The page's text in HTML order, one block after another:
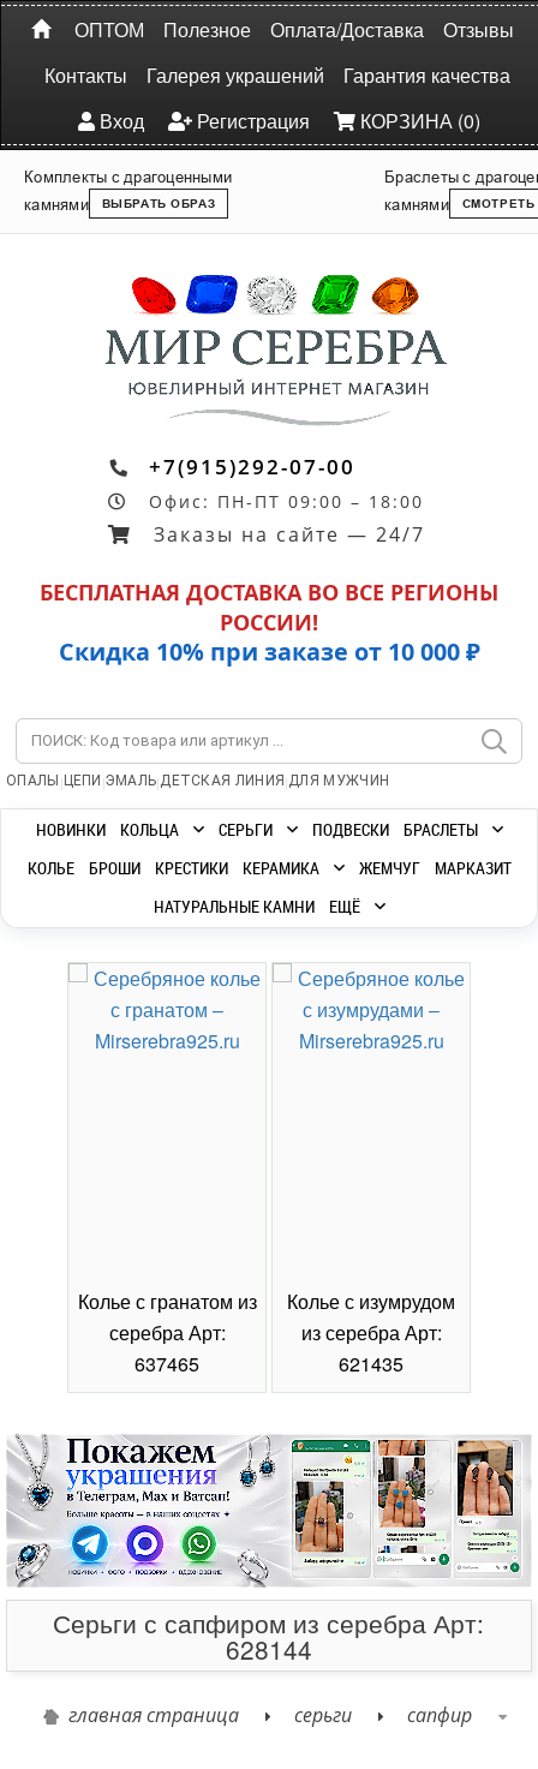
ОПТОМ Полезное Оплата/Доставка
Отзывы
Контакты
Галерея украшений
Гарантия качества
Вход
Регистрация КОРЗИНА (0)
Комплекты с драгоценными
камнями
ВЫБРАТЬ ОБРАЗ
Браслеты с
камнями
СМОТРЕТЬ
+7(915)292-07-00
Офис: ПН-ПТ 09:00 – 18:00
Заказы на сайте — 24/7
БЕСПЛАТНАЯ ДОСТАВКА ВО ВСЕ РЕГИОНЫ
РОССИИ!
Скидка 10% при заказе от 10 000 ₽
ОПАЛЫ | ЦЕПИ |ЭМАЛЬ|ДЕТСКАЯ ЛИНИЯ |ДЛЯ МУЖЧИН
НОВИНКИ КОЛЬЦА СЕРЬГИ ПОДВЕСКИ
БРАСЛЕТЫ
КОЛЬЕ
БРОШИ КРЕСТИКИ КЕРАМИКА ЖЕМЧУГ
МАРКАЗИТ
НАТУРАЛЬНЫЕ КАМНИ
ЕЩЁ
Колье с гранатом из
серебра Арт:
637465
Колье с изумрудом
из серебра Арт:
621435
Серьги с сапфиром из серебра Арт:
628144
главная страница серьги сапфир